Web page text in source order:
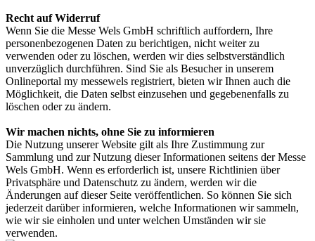
Recht auf Widerruf
Wenn Sie die Messe Wels GmbH schriftlich auffordern, Ihre
personenbezogenen Daten zu berichtigen, nicht weiter zu
verwenden oder zu löschen, werden wir dies selbstverständlich
unverzüglich durchführen. Sind Sie als Besucher in unserem
Onlineportal my messewels registriert, bieten wir Ihnen auch die
Möglichkeit, die Daten selbst einzusehen und gegebenenfalls zu
löschen oder zu ändern.
Wir machen nichts, ohne Sie zu informieren
Die Nutzung unserer Website gilt als Ihre Zustimmung zur
Sammlung und zur Nutzung dieser Informationen seitens der Messe
Wels GmbH. Wenn es erforderlich ist, unsere Richtlinien über
Privatsphäre und Datenschutz zu ändern, werden wir die
Änderungen auf dieser Seite veröffentlichen. So können Sie sich
jederzeit darüber informieren, welche Informationen wir sammeln,
wie wir sie einholen und unter welchen Umständen wir sie
verwenden.